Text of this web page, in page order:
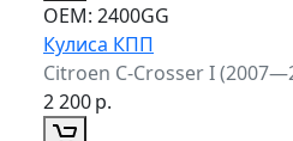
ОЕМ: 2400GG
Кулиса КПП
Citroen C-Crosser I
2 200р.